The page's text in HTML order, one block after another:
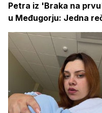
Petra iz 'Braka na
u Međugorju: Jedna